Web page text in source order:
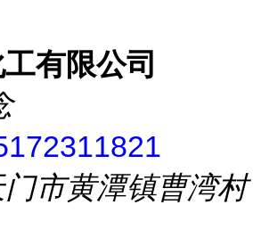
有限公司
市黄潭镇曹湾村